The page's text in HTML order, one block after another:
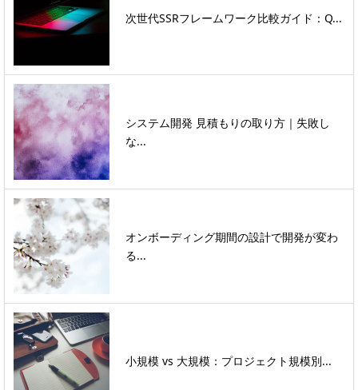
次世代SSRフレームワーク比較ガイド：Q...
システム開発 見積もりの取り方｜失敗し
な...
オンボーディング期間の設計で開発が変わ
る...
小規模 vs 大規模：プロジェクト規模別...